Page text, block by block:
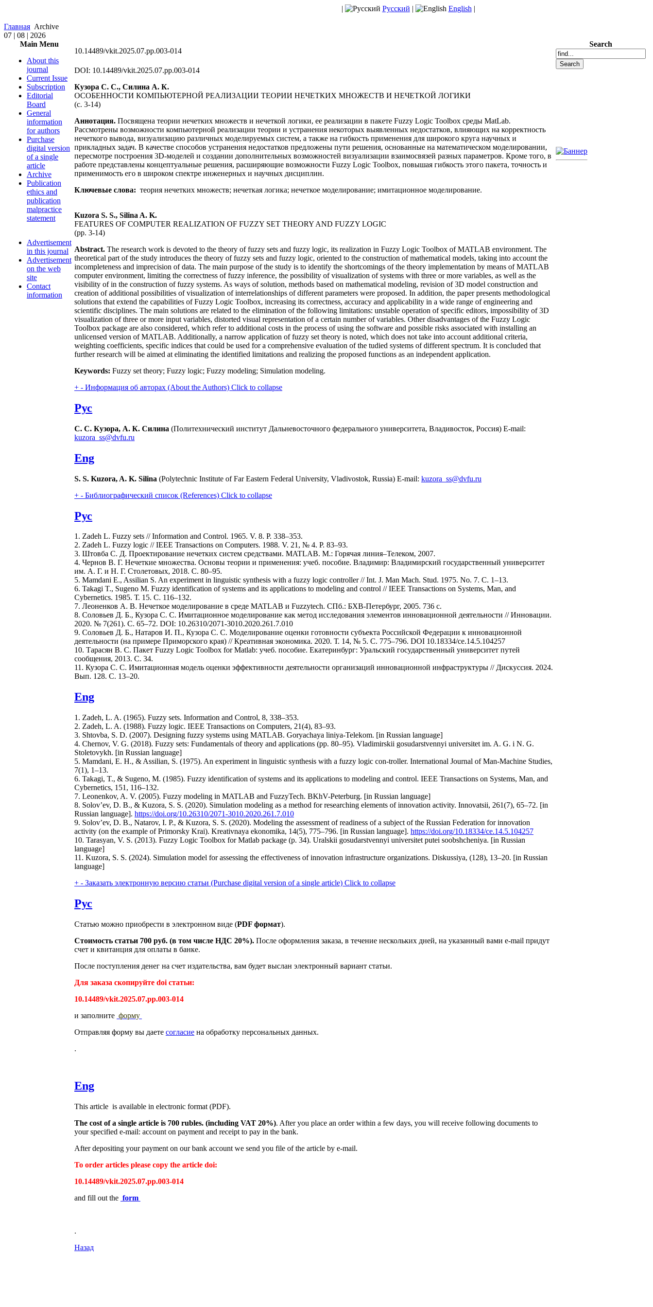
| Русский | English |
Главная Archive
07 | 08 | 2026
Main Menu
About this
journal
Current Issue
Subscription
Editorial
Board
General
information
for authors
Purchase
digital version
of a single
article
Archive
Publication
ethics and
publication
malpractice
statement
Advertisement
in this journal
Advertisement
on the web
site
Contact
information
10.14489/vkit.2025.07.pp.003-014
DOI: 10.14489/vkit.2025.07.pp.003-014
Кузора С. С., Силина А. К.
ОСОБЕННОСТИ КОМПЬЮТЕРНОЙ РЕАЛИЗАЦИИ ТЕОРИИ НЕЧЕТКИХ МНОЖЕСТВ И НЕЧЕТКОЙ ЛОГИКИ
(с. 3-14)
Аннотация. Посвящена теории нечетких множеств и нечеткой логики, ее реализации в пакете Fuzzy Logic Toolbox среды MatLab.
Рассмотрены возможности компьютерной реализации теории и устранения некоторых выявленных недостатков, влияющих на корректность
нечеткого вывода, визуализацию различных моделируемых систем, а также на гибкость применения для широкого круга научных и
прикладных задач. В качестве способов устранения недостатков предложены пути решения, основанные на математическом моделировании,
пересмотре построения 3D-моделей и создании дополнительных возможностей визуализации взаимосвязей разных параметров. Кроме того, в
работе представлены концептуальные решения, расширяющие возможности Fuzzy Logic Toolbox, повышая гибкость этого пакета, точность и
применимость его в широком спектре инженерных и научных дисциплин.
Ключевые слова: теория нечетких множеств; нечеткая логика; нечеткое моделирование; имитационное моделирование.
Kuzora S. S., Silina A. K.
FEATURES OF COMPUTER REALIZATION OF FUZZY SET THEORY AND FUZZY LOGIC
(pp. 3-14)
Abstract. The research work is devoted to the theory of fuzzy sets and fuzzy logic, its realization in Fuzzy Logic Toolbox of MATLAB environment. The
theoretical part of the study introduces the theory of fuzzy sets and fuzzy logic, oriented to the construction of mathematical models, taking into account the
incompleteness and imprecision of data. The main purpose of the study is to identify the shortcomings of the theory implementation by means of MATLAB
computer environment, limiting the correctness of fuzzy inference, the possibility of visualization of systems with three or more variables, as well as the
visibility of in the construction of fuzzy systems. As ways of solution, methods based on mathematical modeling, revision of 3D model construction and
creation of additional possibilities of visualization of interrelationships of different parameters were proposed. In addition, the paper presents methodological
solutions that extend the capabilities of Fuzzy Logic Toolbox, increasing its correctness, accuracy and applicability in a wide range of engineering and
scientific disciplines. The main solutions are related to the elimination of the following limitations: unstable operation of specific editors, impossibility of 3D
visualization of three or more input variables, distorted visual representation of a certain number of variables. Other disadvantages of the Fuzzy Logic
Toolbox package are also considered, which refer to additional costs in the process of using the software and possible risks associated with installing an
unlicensed version of MATLAB. Additionally, a narrow application of fuzzy set theory is noted, which does not take into account additional criteria,
weighting coefficients, specific indices that could be used for a comprehensive evaluation of the tudied systems of different spectrum. It is concluded that
further research will be aimed at eliminating the identified limitations and realizing the proposed functions as an independent application.
Keywords: Fuzzy set theory; Fuzzy logic; Fuzzy modeling; Simulation modeling.
+ - Информация об авторах (About the Authors) Click to collapse
Рус
С. С. Кузора, А. К. Силина (Политехнический институт Дальневосточного федерального университета, Владивосток, Россия) E-mail:
kuzora_ss@dvfu.ru
Eng
S. S. Kuzora, A. K. Silina (Polytechnic Institute of Far Eastern Federal University, Vladivostok, Russia) E-mail: kuzora_ss@dvfu.ru
+ - Библиографический список (References) Click to collapse
Рус
1. Zadeh L. Fuzzy sets // Information and Control. 1965. V. 8. P. 338–353.
2. Zadeh L. Fuzzy logic // IEEE Transactions on Computers. 1988. V. 21, № 4. P. 83–93.
3. Штовба С. Д. Проектирование нечетких систем средствами. MATLAB. М.: Горячая линия–Телеком, 2007.
4. Чернов В. Г. Нечеткие множества. Основы теории и применения: учеб. пособие. Владимир: Владимирский государственный университет
им. А. Г. и Н. Г. Столетовых, 2018. С. 80–95.
5. Mamdani E., Assilian S. An experiment in linguistic synthesis with a fuzzy logic controller // Int. J. Man Mach. Stud. 1975. No. 7. С. 1–13.
6. Takagi T., Sugeno M. Fuzzy identification of systems and its applications to modeling and control // IEEE Transactions on Systems, Man, and
Cybernetics. 1985. Т. 15. С. 116–132.
7. Леоненков А. В. Нечеткое моделирование в среде MATLAB и Fuzzytech. СПб.: БХВ-Петербург, 2005. 736 с.
8. Соловьев Д. Б., Кузора С. С. Имитационное моделирование как метод исследования элементов инновационной деятельности // Инновации.
2020. № 7(261). С. 65–72. DOI: 10.26310/2071-3010.2020.261.7.010
9. Соловьев Д. Б., Натаров И. П., Кузора С. С. Моделирование оценки готовности субъекта Российской Федерации к инновационной
деятельности (на примере Приморского края) // Креативная экономика. 2020. Т. 14, № 5. С. 775–796. DOI 10.18334/ce.14.5.104257
10. Тарасян В. С. Пакет Fuzzy Logic Toolbox for Matlab: учеб. пособие. Екатеринбург: Уральский государственный университет путей
сообщения, 2013. С. 34.
11. Кузора С. С. Имитационная модель оценки эффективности деятельности организаций инновационной инфраструктуры // Дискуссия. 2024.
Вып. 128. С. 13–20.
Eng
1. Zadeh, L. A. (1965). Fuzzy sets. Information and Control, 8, 338–353.
2. Zadeh, L. A. (1988). Fuzzy logic. IEEE Transactions on Computers, 21(4), 83–93.
3. Shtovba, S. D. (2007). Designing fuzzy systems using MATLAB. Goryachaya liniya-Telekom. [in Russian language]
4. Chernov, V. G. (2018). Fuzzy sets: Fundamentals of theory and applications (pp. 80–95). Vladimirskii gosudarstvennyi universitet im. A. G. i N. G.
Stoletovykh. [in Russian language]
5. Mamdani, E. H., & Assilian, S. (1975). An experiment in linguistic synthesis with a fuzzy logic con-troller. International Journal of Man-Machine Studies,
7(1), 1–13.
6. Takagi, T., & Sugeno, M. (1985). Fuzzy identification of systems and its applications to modeling and control. IEEE Transactions on Systems, Man, and
Cybernetics, 151, 116–132.
7. Leonenkov, A. V. (2005). Fuzzy modeling in MATLAB and FuzzyTech. BKhV-Peterburg. [in Russian language]
8. Solov’ev, D. B., & Kuzora, S. S. (2020). Simulation modeling as a method for researching elements of innovation activity. Innovatsii, 261(7), 65–72. [in
Russian language]. https://doi.org/10.26310/2071-3010.2020.261.7.010
9. Solov’ev, D. B., Natarov, I. P., & Kuzora, S. S. (2020). Modeling the assessment of readiness of a subject of the Russian Federation for innovation
activity (on the example of Primorsky Krai). Kreativnaya ekonomika, 14(5), 775–796. [in Russian language]. https://doi.org/10.18334/ce.14.5.104257
10. Tarasyan, V. S. (2013). Fuzzy Logic Toolbox for Matlab package (p. 34). Uralskii gosudarstvennyi universitet putei soobshcheniya. [in Russian
language]
11. Kuzora, S. S. (2024). Simulation model for assessing the effectiveness of innovation infrastructure organizations. Diskussiya, (128), 13–20. [in Russian
language]
+ - Заказать электронную версию статьи (Purchase digital version of a single article) Click to collapse
Рус
Статью можно приобрести в электронном виде (PDF формат).
Стоимость статьи 700 руб. (в том числе НДС 20%). После оформления заказа, в течение нескольких дней, на указанный вами e-mail придут
счет и квитанция для оплаты в банке.
После поступления денег на счет издательства, вам будет выслан электронный вариант статьи.
Для заказа скопируйте doi статьи:
10.14489/vkit.2025.07.pp.003-014
и заполните форму
Отправляя форму вы даете согласие на обработку персональных данных.
.
Eng
This article is available in electronic format (PDF).
The cost of a single article is 700 rubles. (including VAT 20%). After you place an order within a few days, you will receive following documents to
your specified e-mail: account on payment and receipt to pay in the bank.
After depositing your payment on our bank account we send you file of the article by e-mail.
To order articles please copy the article doi:
10.14489/vkit.2025.07.pp.003-014
and fill out the form
.
Назад
Search